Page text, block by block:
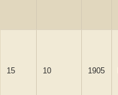
15 10 1905